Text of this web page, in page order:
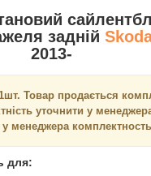
задній
2013-
Товар продається
уточнити у
у менеджера комплектность
для: